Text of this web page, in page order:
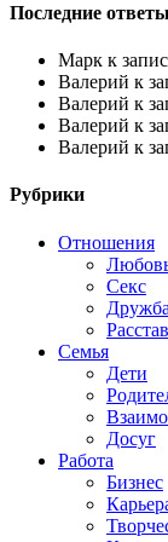
Последние
Марк к
Валерий к
Валерий к
Валерий к
Валерий к
Рубрики
Отношения
Секс
Дружба
Семья
Дети
Досуг
Работа
Бизнес